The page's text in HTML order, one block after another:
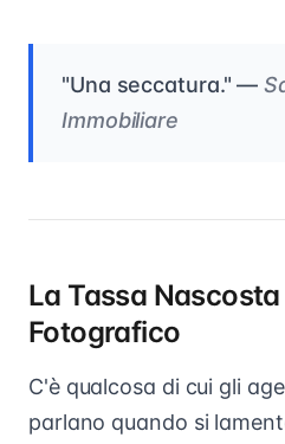
"Una seccatura." —
Immobiliare
La Tassa
Fotografico
C'è qualcosa di cui gli
parlano quando si